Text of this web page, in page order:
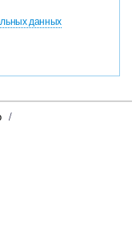
данных